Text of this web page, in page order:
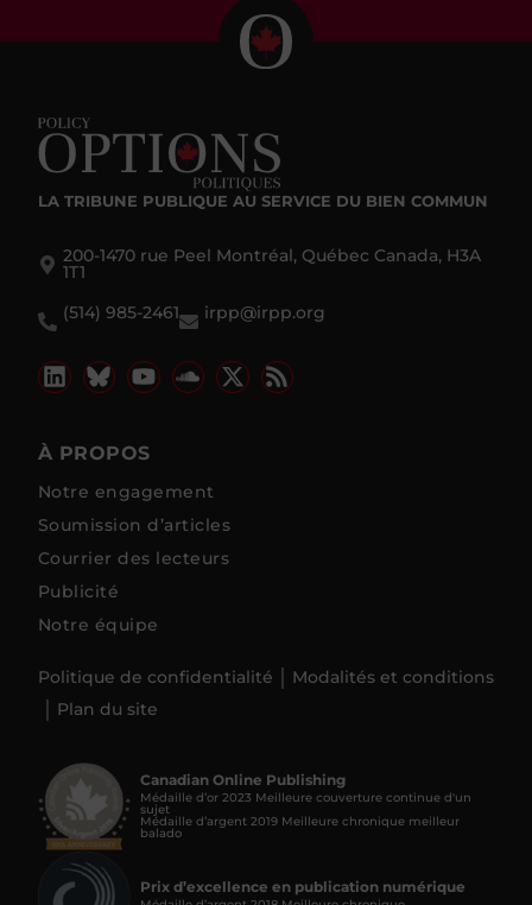
LA TRIBUNE PUBLIQUE AU SERVICE DU BIEN COMMUN
200-1470 rue Peel Montréal, Québec Canada, H3A
1T1
(514) 985-2461
irpp@irpp.org
À PROPOS
Notre engagement
Soumission d’articles
Courrier des lecteurs
Publicité
Notre équipe
Politique de confidentialité
Modalités et conditions
Plan du site
Canadian Online Publishing
Médaille d’or 2023 Meilleure couverture continue d'un
sujet
Médaille d’argent 2019 Meilleure chronique meilleur
balado
Prix d’excellence en publication numérique